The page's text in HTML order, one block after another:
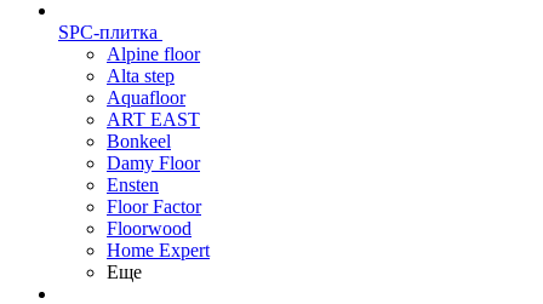
SPC-плитка
Alpine floor
Alta step
Aquafloor
ART EAST
Bonkeel
Damy Floor
Ensten
Floor Factor
Floorwood
Home Expert
Еще